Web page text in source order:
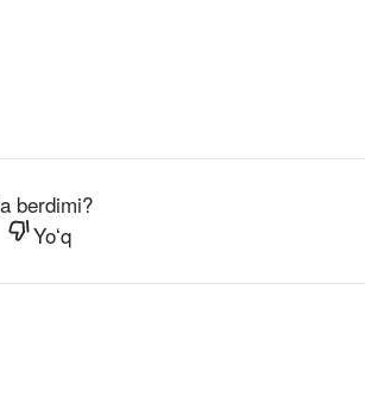
berdimi?
Yoʻq